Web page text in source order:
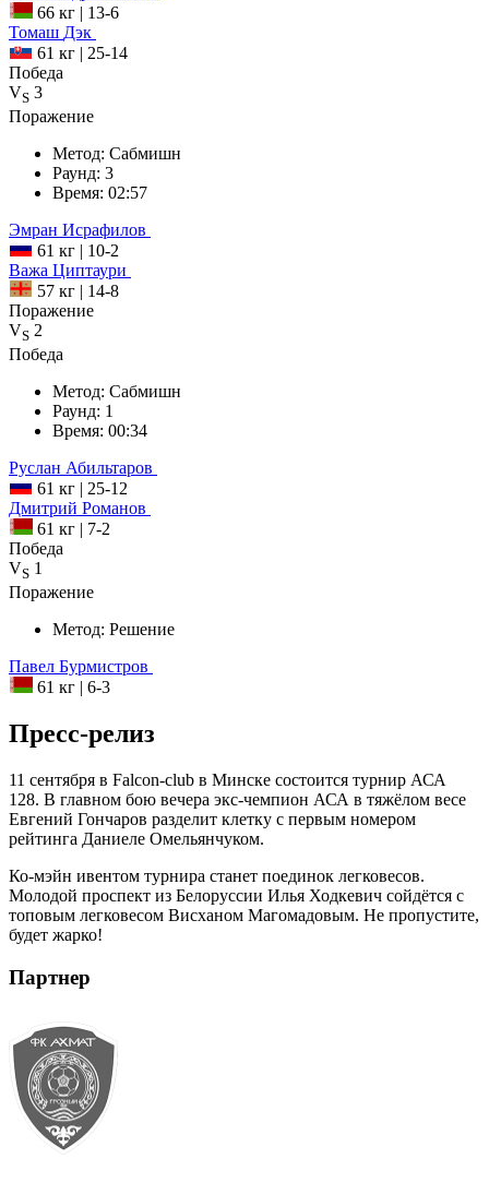
66 кг | 13-6
Томаш Дэк
61 кг | 25-14
Победа
VS 3
Поражение
Метод: Сабмишн
Раунд: 3
Время: 02:57
Эмран Исрафилов
61 кг | 10-2
Важа Циптаури
57 кг | 14-8
Поражение
VS 2
Победа
Метод: Сабмишн
Раунд: 1
Время: 00:34
Руслан Абильтаров
61 кг | 25-12
Дмитрий Романов
61 кг | 7-2
Победа
VS 1
Поражение
Метод: Решение
Павел Бурмистров
61 кг | 6-3
Пресс-релиз
11 сентября в Falcon-club в Минске состоится турнир АСА
128. В главном бою вечера экс-чемпион АСА в тяжёлом весе
Евгений Гончаров разделит клетку с первым номером
рейтинга Даниеле Омельянчуком.
Ко-мэйн ивентом турнира станет поединок легковесов.
Молодой проспект из Белоруссии Илья Ходкевич сойдётся с
топовым легковесом Висханом Магомадовым. Не пропустите,
будет жарко!
Партнер